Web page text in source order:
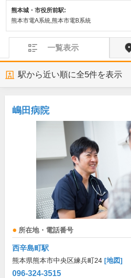
熊本城・市役所前駅:
熊本市電A系統,熊本市電B系統
一覧表示
駅から近い順に全5件を表示
嶋田病院
所在地・電話番号
西辛島町駅
熊本県熊本市中央区練兵町24 [地図]
096-324-3515